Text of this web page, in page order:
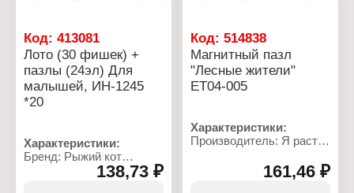
Код: 413081
Лото (30 фишек) +
пазлы (24эл) Для
малышей, ИН-1245
*20
Характеристики:
Бренд: Рыжий кот
Артикул: ИН-1245
Тип товара: Настольная
138,73 ₽
Код:514838
Магнитный пазл
"Лесные жители"
ЕТ04-005
Характеристики:
Производитель: Я расту
Бренд: El'Basco
Артикул: ЕТ04-005161,46 ₽